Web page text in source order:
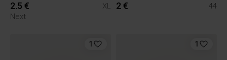
2.5 €
XL
Next
2 € 44
1 1